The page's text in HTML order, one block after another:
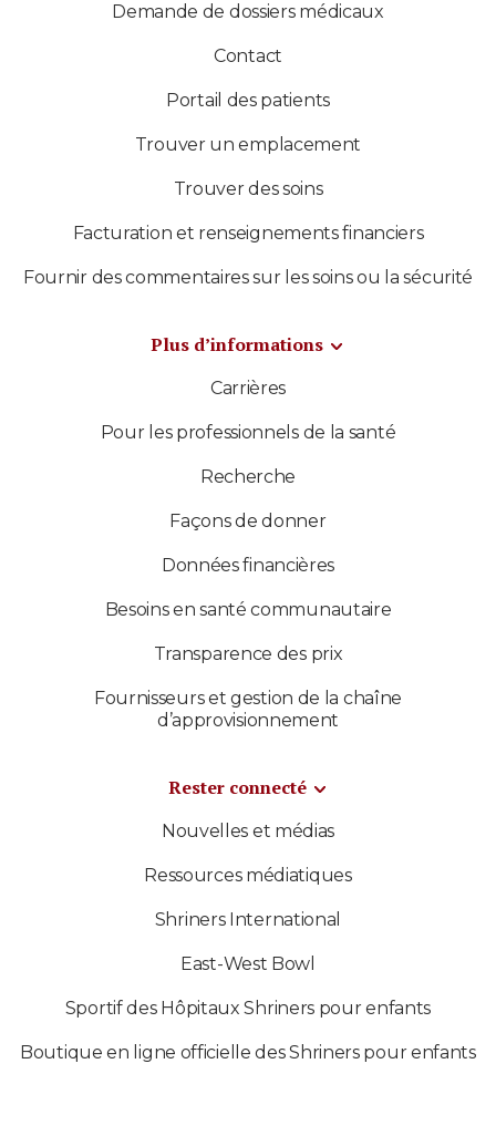
Demande de dossiers médicaux
Contact
Portail des patients
Trouver un emplacement
Trouver des soins
Facturation et renseignements financiers
Fournir des commentaires sur les soins ou la sécurité
Plus d’informations
Carrières
Pour les professionnels de la santé
Recherche
Façons de donner
Données financières
Besoins en santé communautaire
Transparence des prix
Fournisseurs et gestion de la chaîne
d’approvisionnement
Rester connecté
Nouvelles et médias
Ressources médiatiques
Shriners International
East-West Bowl
Sportif des Hôpitaux Shriners pour enfants
Boutique en ligne officielle des Shriners pour enfants